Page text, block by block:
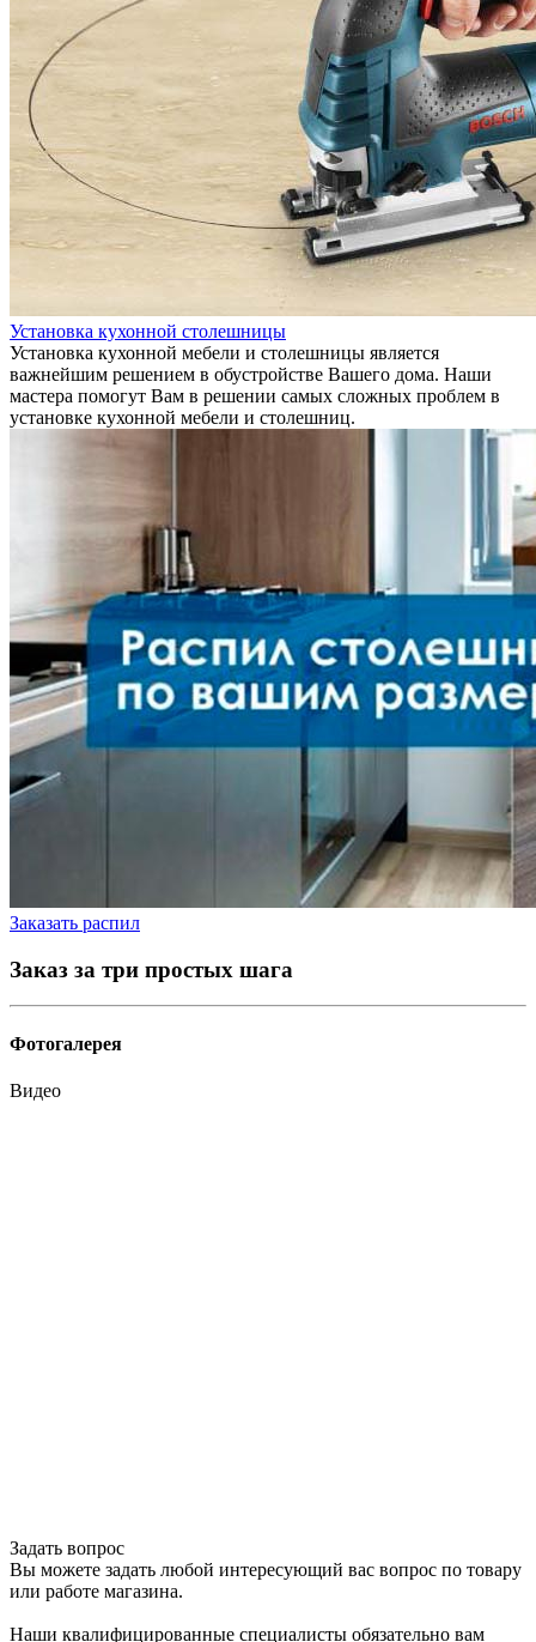
Установка кухонной столешницы
Установка кухонной мебели и столешницы является
важнейшим решением в обустройстве Вашего дома. Наши
мастера помогут Вам в решении самых сложных проблем в
установке кухонной мебели и столешниц.
Заказать распил
Заказ за три простых шага
Фотогалерея
Видео
Задать вопрос
Вы можете задать любой интересующий вас вопрос по товару
или работе магазина.
Наши квалифицированные специалисты обязательно вам